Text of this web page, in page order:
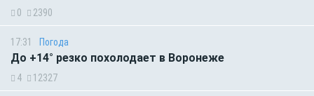
0 2390
17:31 Погода
До +14° резко похолодает в Воронеже
4 12327